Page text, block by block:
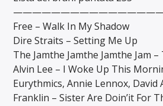
Free – Walk In My Shadow
Dire Straits – Setting Me Up
The Jamthe Jamthe Jamthe Jam
Alvin Lee – I Woke Up This
Eurythmics, Annie Lennox, David
Franklin – Sister Are Doin’it For